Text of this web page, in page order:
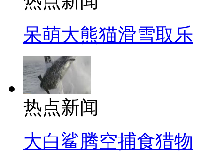
呆萌大熊猫滑雪取乐
热点新闻
大白鲨腾空捕食猎物